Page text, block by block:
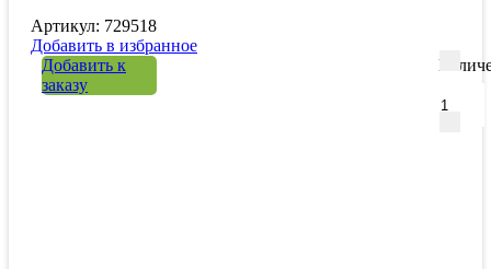
Артикул: 729518
Добавить в избранное
Добавить к
заказу